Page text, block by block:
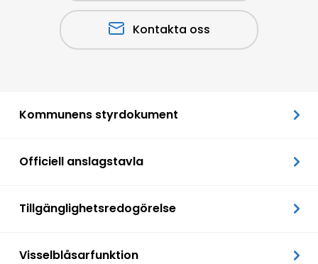
Kontakta oss
Kommunens styrdokument
Officiell anslagstavla
Tillgänglighetsredogörelse
Visselblåsarfunktion